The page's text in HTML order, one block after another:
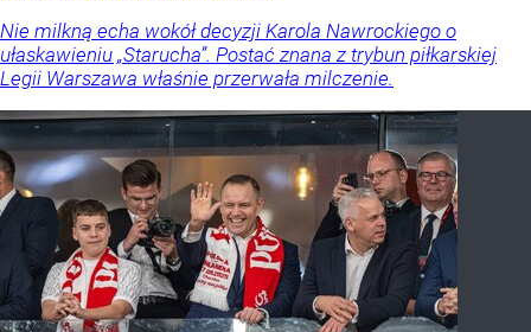
Nie milkną echa wokół decyzji Karola Nawrockiego o
ułaskawieniu „Starucha”. Postać znana z trybun piłkarskiej
Legii Warszawa właśnie przerwała milczenie.